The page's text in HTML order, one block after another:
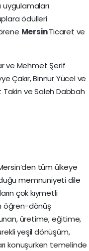
ödülleri
MersinTicaret ve
ve Mehmet Şerif
Çakır, Binnur Yücel ve
ve Saleh Dabbah
tüm ülkeye
memnuniyeti dile
çok kıymetli
öğren-dönüş
üretime, eğitime,
yeşil dönüşüm,
konuşurken temelinde